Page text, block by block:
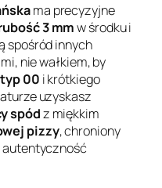
ma precyzyjne
3 mmw środku i
spośród innych
nie wałkiem, by
00 i krótkiego
uzyskasz
spódz miękkim
pizzy, chroniony